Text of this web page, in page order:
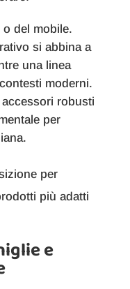
o del mobile.
si abbina a
una linea
moderni.
robusti
per
per
più adatti
e